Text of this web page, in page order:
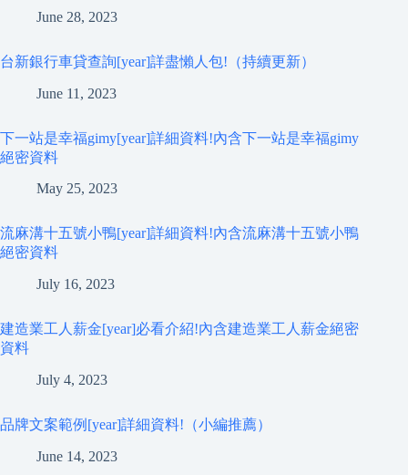
June 28, 2023
台新銀行車貸查詢[year]詳盡懶人包!（持續更新）
June 11, 2023
下一站是幸福gimy[year]詳細資料!內含下一站是幸福gimy
絕密資料
May 25, 2023
流麻溝十五號小鴨[year]詳細資料!內含流麻溝十五號小鴨
絕密資料
July 16, 2023
建造業工人薪金[year]必看介紹!內含建造業工人薪金絕密
資料
July 4, 2023
品牌文案範例[year]詳細資料!（小編推薦）
June 14, 2023